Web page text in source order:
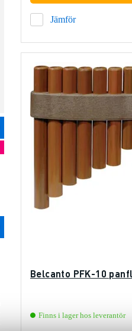
Jämför
Belcanto PFK-10
Finns i lager hos leverantör